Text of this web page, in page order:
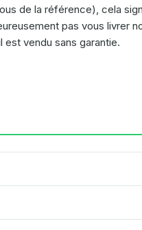
de la référence), cela
pas vous livrer
vendu sans garantie.